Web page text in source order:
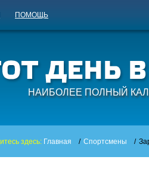
ПОМОЩЬ
НАИБОЛЕЕ ПОЛНЫЙ
здесь: Главная / Спортсмены /